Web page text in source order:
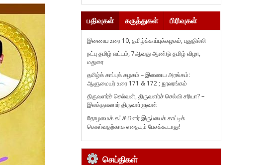
பதிவுகள் கருத்துகள் பிரிவுகள்
இணைய உரை 10, தமிழ்க்காப்புக்கழகம், புதுதில்லி
நட்பு தமிழ் வட்டம், 7ஆவது ஆண்டு தமிழ் விழா,
மதுரை
தமிழ்க் காப்புக் கழகம் – இணைய அரங்கம்:
ஆளுமையர் உரை 171 & 172 ; நூலரங்கம்
திருவளர்ச் செல்வன், திருவளர்ச் செல்வி சரியா? –
இலக்குவனார் திருவள்ளுவன்
தோழமைக் கட்சியினர் இருப்பைக் காட்டிக்
கொள்வதற்காக எதையும் பேசக்கூடாது!
செய்திகள்